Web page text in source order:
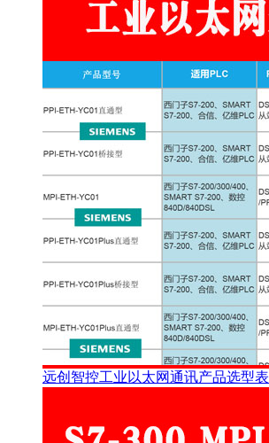
远创智控工业以太网通讯产品选型表